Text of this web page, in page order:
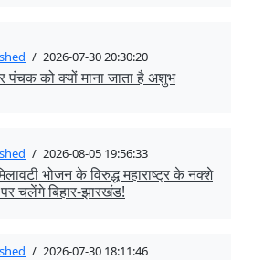
/ 2026-07-30 20:30:20
पंचक को क्यों माना जाता है अशुभ
/ 2026-08-05 19:56:33
भोजन के विरुद्ध महाराष्ट्र के नक्शे
चलेंगे बिहार-झारखंड!
/ 2026-07-30 18:11:46